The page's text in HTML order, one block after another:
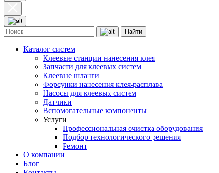
Найти
Каталог систем
Клеевые станции нанесения клея
Запчасти для клеевых систем
Клеевые шланги
Форсунки нанесения клея-расплава
Насосы для клеевых систем
Датчики
Вспомогательные компоненты
Услуги
Профессиональная очистка оборудования
Подбор технологического решения
Ремонт
О компании
Блог